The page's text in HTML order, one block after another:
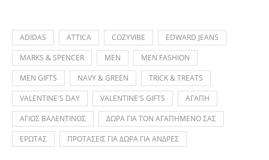
ADIDAS ATTICA COZYVIBE
EDWARD JEANS
MARKS & SPENCER
MEN
MEN FASHION
MEN GIFTS
NAVY & GREEN
TRICK & TREATS
VALENTINE'S DAY
VALENTINE'S GIFTS
ΑΓΑΠΗ
ΑΓΙΟΣ ΒΑΛΕΝΤΙΝΟΣ
ΔΩΡΑ ΓΙΑ ΤΟΝ ΑΓΑΠΗΜΕΝΟ ΣΑΣ
ΕΡΩΤΑΣ
ΠΡΟΤΑΣΕΙΣ ΓΙΑ ΔΩΡΑ ΓΙΑ ΑΝΔΡΕΣ